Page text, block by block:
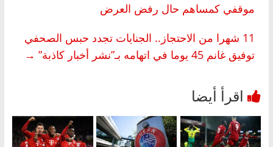
موقفي كمساهم حال رفض العرض
11 شهرا من الاحتجاز.. الجنايات تجدد حبس الصحفي
توفيق غانم 45 يوما في اتهامه بـ”نشر أخبار كاذبة”
→